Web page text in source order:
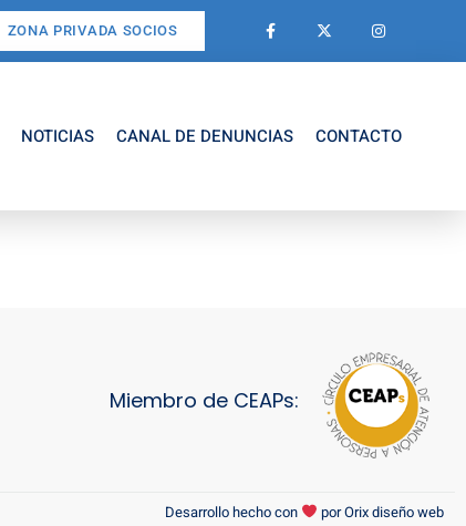
ZONA PRIVADA SOCIOS
NOTICIAS CANAL DE DENUNCIAS CONTACTO
Miembro de CEAPs:
Desarrollo hecho con porOrix diseño web